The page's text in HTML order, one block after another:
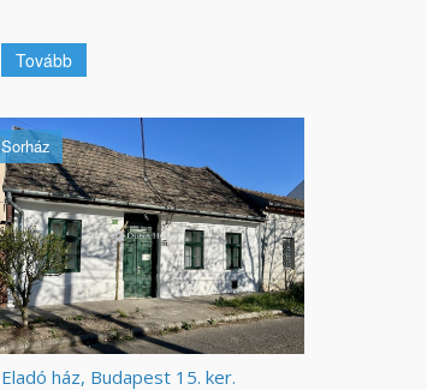
Tovább
Sorház
Eladó ház, Budapest 15. ker.